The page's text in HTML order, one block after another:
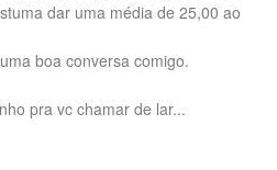
dar uma média de 25,00 ao
boa conversa comigo.
pra vc chamar de lar...